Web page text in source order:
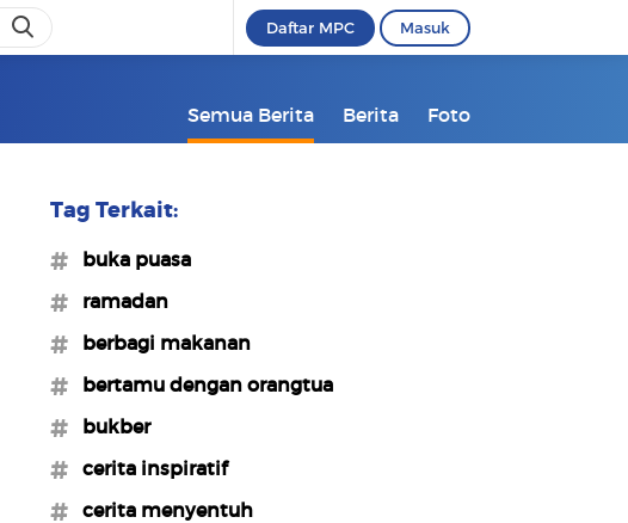
Daftar MPC Masuk
Semua Berita Berita Foto
Tag Terkait:
#buka puasa
#ramadan
#berbagi makanan
#bertamu dengan orangtua
#bukber
#cerita inspiratif
#cerita menyentuh